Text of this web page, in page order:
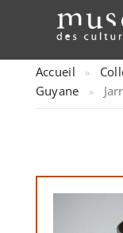
Accueil »
Guyane
»